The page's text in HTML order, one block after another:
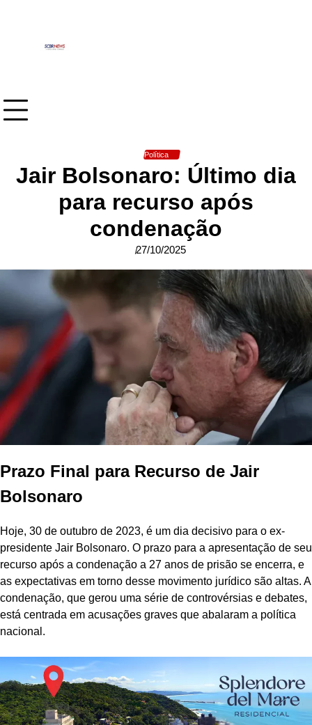
Política
Jair Bolsonaro: Último dia
para recurso após
condenação
27/10/2025
Prazo Final para Recurso de Jair
Bolsonaro
Hoje, 30 de outubro de 2023, é um dia decisivo para o ex-
presidente Jair Bolsonaro. O prazo para a apresentação de seu
recurso após a condenação a 27 anos de prisão se encerra, e
as expectativas em torno desse movimento jurídico são altas. A
condenação, que gerou uma série de controvérsias e debates,
está centrada em acusações graves que abalaram a política
nacional.